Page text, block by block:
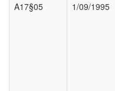
A17§05
1/09/1995